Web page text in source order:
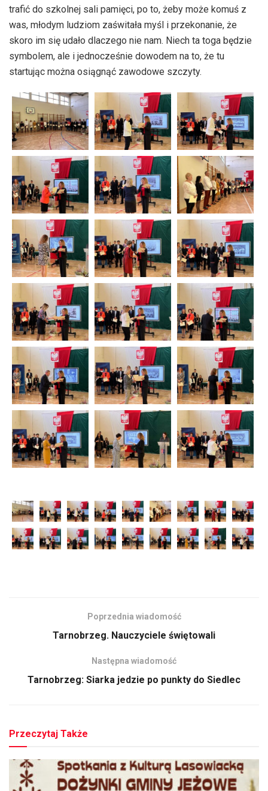
trafić do szkolnej sali pamięci, po to, żeby może komuś z
was, młodym ludziom zaświtała myśl i przekonanie, że
skoro im się udało dlaczego nie nam. Niech ta toga będzie
symbolem, ale i jednocześnie dowodem na to, że tu
startując można osiągnąć zawodowe szczyty.
Poprzednia wiadomość
Tarnobrzeg. Nauczyciele świętowali
Następna wiadomość
Tarnobrzeg: Siarka jedzie po punkty do Siedlec
Przeczytaj Także